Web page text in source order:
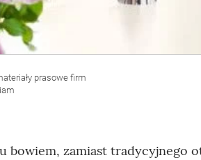
prasowe firm
bowiem, zamiast tradycyjnego